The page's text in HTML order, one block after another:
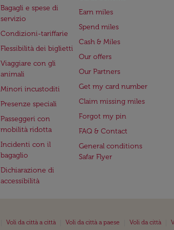
Bagagli e spese di
servizio
Condizioni-tariffarie
Flessibilità dei biglietti
Viaggiare con gli
animali
Minori incustoditi
Presenze speciali
Passeggeri con
mobilità ridotta
Incidenti con il
bagaglio
Dichiarazione di
accessibilità
Earn miles
Spend miles
Cash & Miles
Our offers
Our Partners
Get my card number
Claim missing miles
Forgot my pin
FAQ & Contact
General conditions
Safar Flyer
Voli da città a città Voli da città a paese Voli da città